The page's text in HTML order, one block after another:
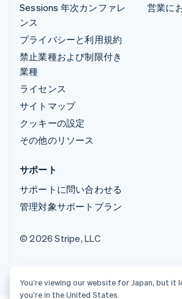
Sessions 年次カンファレ
ンス
プライバシーと利用規約
禁止業種および制限付き
業種
ライセンス
サイトマップ
クッキーの設定
その他のリソース
営業に
サポート
サポートに問い合わせる
管理対象サポートプラン
© 2026 Stripe, LLC
You’re viewing our website for Japan, but it
you’re in the United States.